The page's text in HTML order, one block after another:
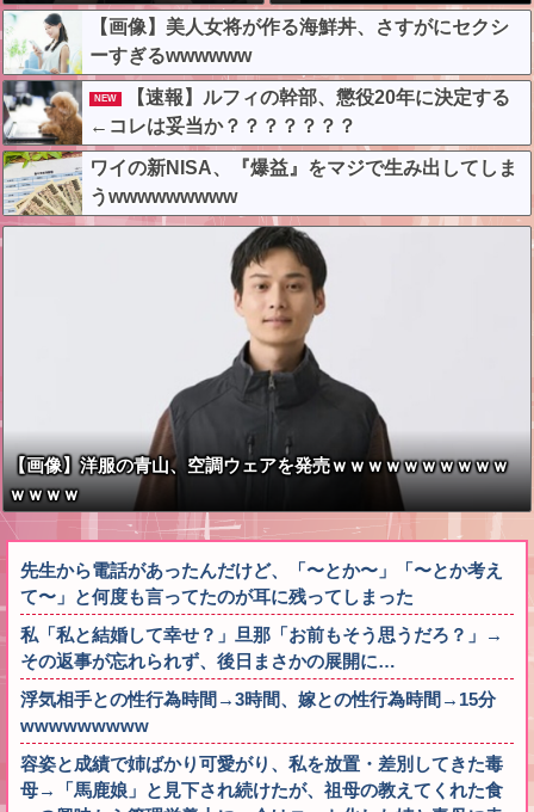
かった」→結果まさかの『こう』な
ってしまうw w w w w w w
俺「188人です」 面接官「どうい
う風に考えましたか？」 俺「知っ
んだがマジで納得いかな
い！！！！！
【画像】美人女将が作る海鮮丼、さすがにセクシ
ーすぎるwwwwww
NEW
【速報】ルフィの幹部、懲役20年に決定する
←コレは妥当か？？？？？？？
ワイの新NISA、『爆益』をマジで生み出してしま
うwwwwwwwww
【画像】洋服の青山、空調ウェアを発売ｗｗｗｗｗｗｗｗｗｗ
ｗｗｗｗ
先生から電話があったんだけど、「〜とか〜」「〜とか考え
て〜」と何度も言ってたのが耳に残ってしまった
私「私と結婚して幸せ？」旦那「お前もそう思うだろ？」→
その返事が忘れられず、後日まさかの展開に…
浮気相手との性行為時間→3時間、嫁との性行為時間→15分
wwwwwwwww
容姿と成績で姉ばかり可愛がり、私を放置・差別してきた毒
母→「馬鹿娘」と見下され続けたが、祖母の教えてくれた食